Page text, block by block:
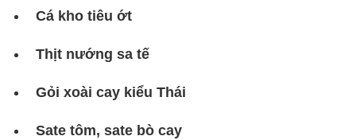
Cá kho tiêu ớt
Thịt nướng sa tế
Gỏi xoài cay kiểu Thái
Sate tôm, sate bò cay